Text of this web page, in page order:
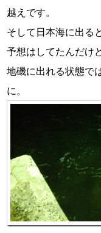
越えです。
そして日本海に出る
予想はしてたんだけ
地磯に出れる状態で
に。